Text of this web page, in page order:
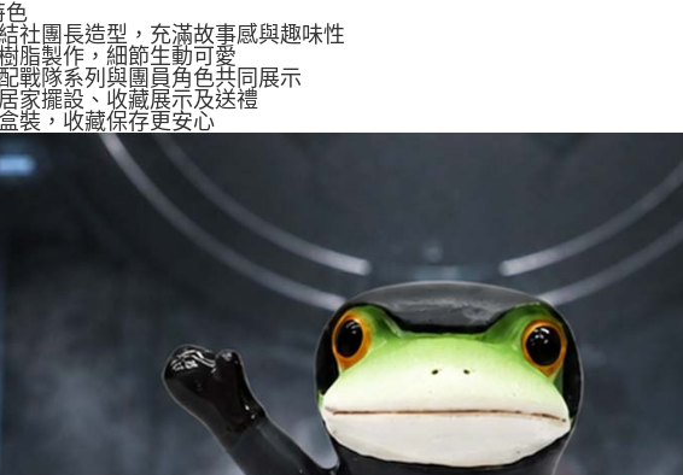
色
社團長造型，充滿故事感與趣味性
脂製作，細節生動可愛
戰隊系列與團員角色共同展示
家擺設、收藏展示及送禮
裝，收藏保存更安心